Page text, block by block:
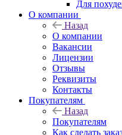
Для
О компании
Назад
О компании
Вакансии
Лицензии
Отзывы
Реквизиты
Контакты
Покупателям
Назад
Покупателям
Как сделать